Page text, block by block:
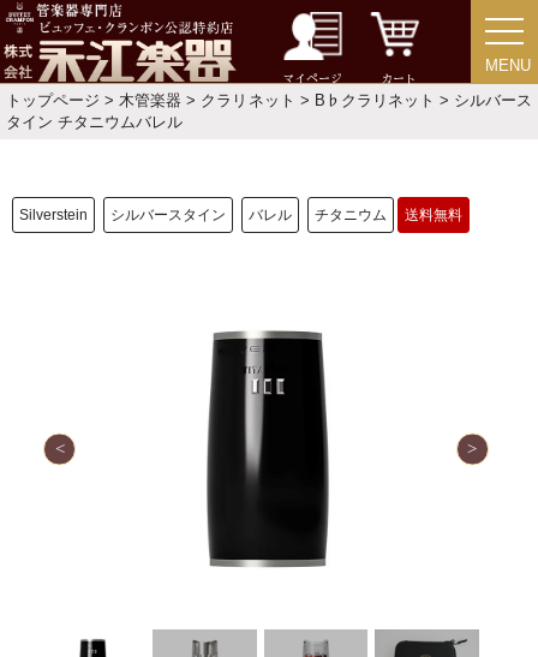
マイページ カート
MENU
MENU
トップページ >木管楽器 > クラリネット > B♭クラリネット > シルバース
タイン チタニウムバレル
Silverstein シルバースタイン バレル チタニウム 送料無料